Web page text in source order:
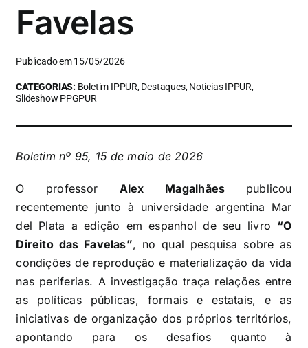
Favelas
Publicado em 15/05/2026
CATEGORIAS: Boletim IPPUR, Destaques, Notícias IPPUR,
Slideshow PPGPUR
Boletim nº 95, 15 de maio de 2026
O professor Alex Magalhães publicou
recentemente junto à universidade argentina Mar
del Plata a edição em espanhol de seu livro “O
Direito das Favelas”, no qual pesquisa sobre as
condições de reprodução e materialização da vida
nas periferias. A investigação traça relações entre
as políticas públicas, formais e estatais, e as
iniciativas de organização dos próprios territórios,
apontando para os desafios quanto à